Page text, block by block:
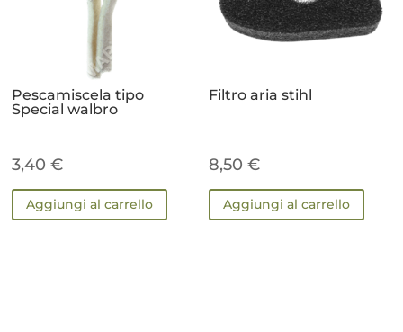
Pescamiscela tipo
Special walbro
3,40€
Aggiungi al carrello
Filtro aria stihl
8,50€
Aggiungi al carrello